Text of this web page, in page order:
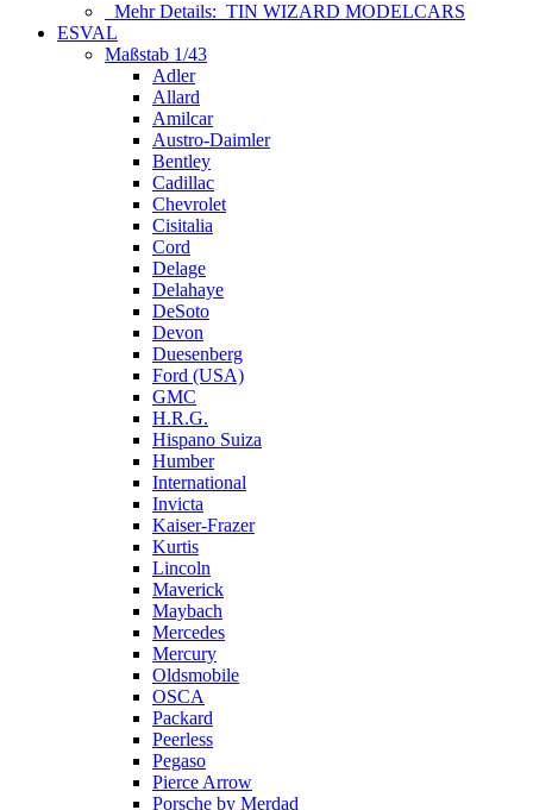
Mehr Details: TIN WIZARD MODELCARS
ESVAL
Maßstab 1/43
Adler
Allard
Amilcar
Austro-Daimler
Bentley
Cadillac
Chevrolet
Cisitalia
Cord
Delage
Delahaye
DeSoto
Devon
Duesenberg
Ford (USA)
GMC
H.R.G.
Hispano Suiza
Humber
International
Invicta
Kaiser-Frazer
Kurtis
Lincoln
Maverick
Maybach
Mercedes
Mercury
Oldsmobile
OSCA
Packard
Peerless
Pegaso
Pierce Arrow
Porsche by Merdad